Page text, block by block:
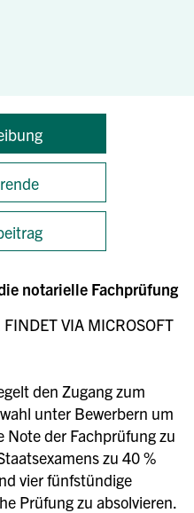
notarielle Fachprüfung
VIA MICROSOFT
den Zugang zum
unter Bewerbern um
Note der Fachprüfung zu
zu 40 %
vier fünfstündige
Prüfung zu absolvieren.